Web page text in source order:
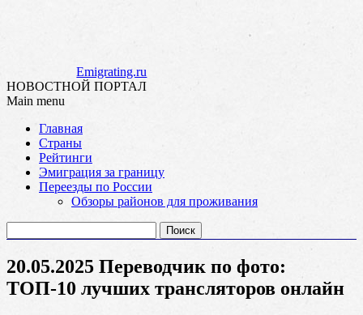
Emigrating.ru
НОВОСТНОЙ ПОРТАЛ
Main menu
content
Главная
Страны
Рейтинги
Эмиграция за границу
Переезды по России
Обзоры районов для проживания
20.05.2025 Переводчик по фото:
ТОП-10 лучших трансляторов онлайн